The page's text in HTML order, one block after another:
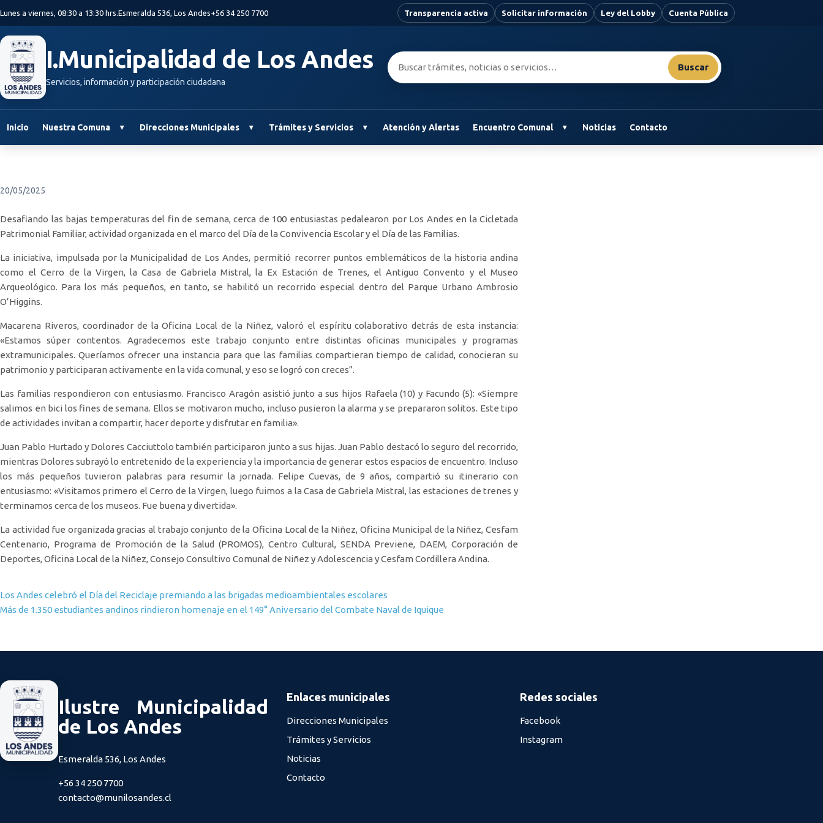
Lunes a viernes, 08:30 a 13:30 hrs.Esmeralda 536, Los Andes+56 34 250 7700 Transparencia activa Solicitar información Ley del Lobby Cuenta Pública
I.Municipalidad de Los Andes
Servicios, información y participación ciudadana
Buscar:
Buscar
Inicio Nuestra Comuna Direcciones Municipales Trámites y Servicios Atención y Alertas Encuentro Comunal Noticias Contacto
20/05/2025
Desafiando las bajas temperaturas del fin de semana, cerca de 100 entusiastas pedalearon por Los Andes en la Cicletada
Patrimonial Familiar, actividad organizada en el marco del Día de la Convivencia Escolar y el Día de las Familias.
La iniciativa, impulsada por la Municipalidad de Los Andes, permitió recorrer puntos emblemáticos de la historia andina
como el Cerro de la Virgen, la Casa de Gabriela Mistral, la Ex Estación de Trenes, el Antiguo Convento y el Museo
Arqueológico. Para los más pequeños, en tanto, se habilitó un recorrido especial dentro del Parque Urbano Ambrosio
O’Higgins.
Macarena Riveros, coordinador de la Oficina Local de la Niñez, valoró el espíritu colaborativo detrás de esta instancia:
«Estamos súper contentos. Agradecemos este trabajo conjunto entre distintas oficinas municipales y programas
extramunicipales. Queríamos ofrecer una instancia para que las familias compartieran tiempo de calidad, conocieran su
patrimonio y participaran activamente en la vida comunal, y eso se logró con creces”.
Las familias respondieron con entusiasmo. Francisco Aragón asistió junto a sus hijos Rafaela (10) y Facundo (5): «Siempre
salimos en bici los fines de semana. Ellos se motivaron mucho, incluso pusieron la alarma y se prepararon solitos. Este tipo
de actividades invitan a compartir, hacer deporte y disfrutar en familia».
Juan Pablo Hurtado y Dolores Cacciuttolo también participaron junto a sus hijas. Juan Pablo destacó lo seguro del recorrido,
mientras Dolores subrayó lo entretenido de la experiencia y la importancia de generar estos espacios de encuentro. Incluso
los más pequeños tuvieron palabras para resumir la jornada. Felipe Cuevas, de 9 años, compartió su itinerario con
entusiasmo: «Visitamos primero el Cerro de la Virgen, luego fuimos a la Casa de Gabriela Mistral, las estaciones de trenes y
terminamos cerca de los museos. Fue buena y divertida».
La actividad fue organizada gracias al trabajo conjunto de la Oficina Local de la Niñez, Oficina Municipal de la Niñez, Cesfam
Centenario, Programa de Promoción de la Salud (PROMOS), Centro Cultural, SENDA Previene, DAEM, Corporación de
Deportes, Oficina Local de la Niñez, Consejo Consultivo Comunal de Niñez y Adolescencia y Cesfam Cordillera Andina.
Navegación de entradas
Los Andes celebró el Día del Reciclaje premiando a las brigadas medioambientales escolares
Más de 1.350 estudiantes andinos rindieron homenaje en el 149° Aniversario del Combate Naval de Iquique
Ilustre Municipalidad
de Los Andes
Esmeralda 536, Los Andes
+56 34 250 7700
contacto@munilosandes.cl
Enlaces municipales
Direcciones Municipales
Trámites y Servicios
Noticias
Contacto
Redes sociales
Facebook
Instagram